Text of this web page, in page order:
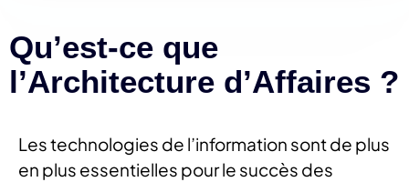
Qu’est-ce que
l’Architecture d’Affaires ?
Les technologies de l’information sont de plus
en plus essentielles pour le succès des